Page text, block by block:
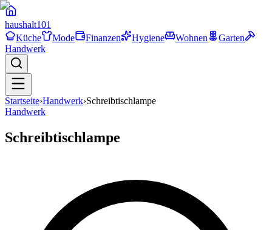
haushalt101
Küche
Mode Finanzen Hygiene Wohnen
Garten
Handwerk
Startseite›Handwerk›Schreibtischlampe
Handwerk
Schreibtischlampe